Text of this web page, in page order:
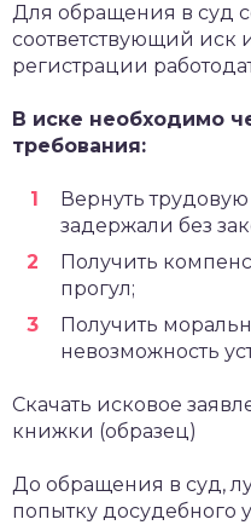
Для обращения в суд
соответствующий иск
регистрации
В иске необходимо
требования:
Вернуть
задержали без
Получить
прогул;
Получить
невозможность
Скачать исковое
книжки (образец)
До обращения в суд,
попытку досудебного